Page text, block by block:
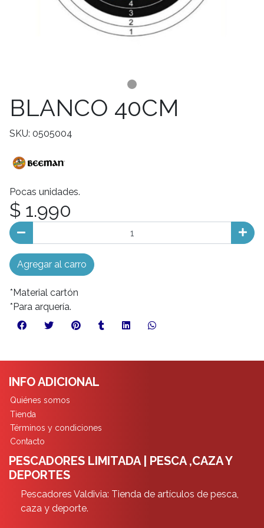
BLANCO 40CM
SKU: 0505004
Pocas unidades.
$ 1.990
Agregar al carro
*Material cartón
*Para arquería.
INFO ADICIONAL
Quiénes somos
Tienda
Términos y condiciones
Contacto
PESCADORES LIMITADA | PESCA ,CAZA Y
DEPORTES
Pescadores Valdivia: Tienda de artículos de pesca,
caza y deporte.